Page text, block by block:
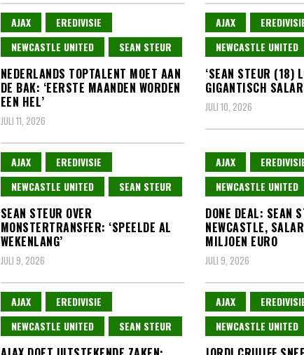
AJAX
EREDIVISIE
NEWCASTLE UNITED
SEAN STEUR
NEDERLANDS TOPTALENT MOET AAN
DE BAK: ‘EERSTE MAANDEN WORDEN
EEN HEL’
JULI 11, 2026
AJAX
NEWCASTLE UNITED
‘SEAN STEUR (18)
GIGANTISCH
JULI 10, 2026
AJAX
EREDIVISIE
NEWCASTLE UNITED
SEAN STEUR
SEAN STEUR OVER
MONSTERTRANSFER: ‘SPEELDE AL
WEKENLANG’
JULI 9, 2026
AJAX
NEWCASTLE UNITED
DONE DEAL: SEAN
NEWCASTLE,
MILJOEN EURO
JULI 9, 2026
AJAX
EREDIVISIE
NEWCASTLE UNITED
SEAN STEUR
AJAX
NEWCASTLE UNITED